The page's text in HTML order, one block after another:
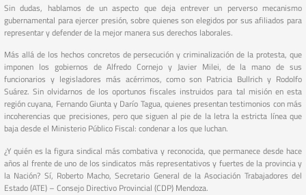
Sin dudas, hablamos de un aspecto que deja entrever un perverso mecanismo
gubernamental para ejercer presión, sobre quienes son elegidos por sus afiliados para
representar y defender de la mejor manera sus derechos laborales.
Más allá de los hechos concretos de persecución y criminalización de la protesta, que
imponen los gobiernos de Alfredo Cornejo y Javier Milei, de la mano de sus
funcionarios y legisladores más acérrimos, como son Patricia Bullrich y Rodolfo
Suárez. Sin olvidarnos de los oportunos fiscales instruidos para tal misión en esta
región cuyana, Fernando Giunta y Darío Tagua, quienes presentan testimonios con más
incoherencias que precisiones, pero que siguen al pie de la letra la estricta línea que
baja desde el Ministerio Público Fiscal: condenar a los que luchan.
¿Y quién es la figura sindical más combativa y reconocida, que permanece desde hace
años al frente de uno de los sindicatos más representativos y fuertes de la provincia y
la Nación? Sí, Roberto Macho, Secretario General de la Asociación Trabajadores del
Estado (ATE) – Consejo Directivo Provincial (CDP) Mendoza.